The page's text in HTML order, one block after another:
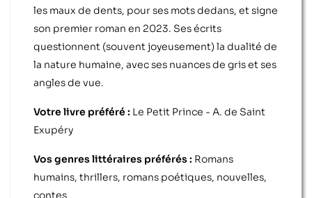
les maux de dents, pour ses mots dedans, et signe
son premier roman en 2023. Ses écrits
questionnent (souvent joyeusement) la dualité de
la nature humaine, avec ses nuances de gris et ses
angles de vue.
Votre livre préféré : Le Petit Prince - A. de Saint
Exupéry
Vos genres littéraires préférés : Romans
humains, thrillers, romans poétiques, nouvelles,
contes